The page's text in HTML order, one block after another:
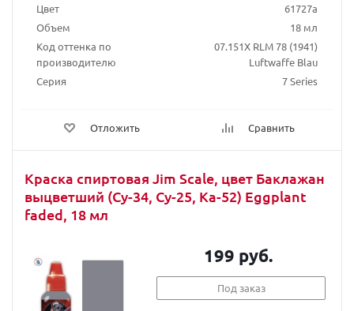
Цвет
61727a
Объем
18 мл
Код оттенка по
производителю
07.151X RLM 78 (1941)
Luftwaffe Blau
Серия
7 Series
Отложить Сравнить
Краска спиртовая Jim Scale, цвет Баклажан
выцветший (Су-34, Су-25, Ка-52) Eggplant
faded, 18 мл
199 руб.
Под заказ